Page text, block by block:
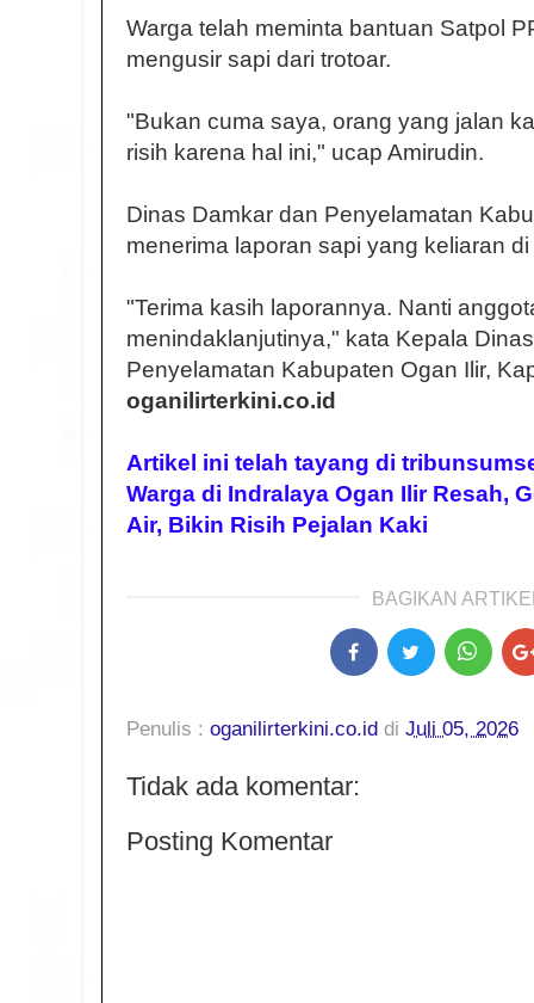
Warga telah meminta bantuan Satpol
mengusir sapi dari trotoar.
"Bukan cuma saya, orang yang jalan
risih karena hal ini," ucap Amirudin.
Dinas Damkar dan Penyelamatan
menerima laporan sapi yang keliaran di
"Terima kasih laporannya. Nanti
menindaklanjutinya," kata Kepala
Penyelamatan Kabupaten Ogan Ilir,
oganilirterkini.co.id
Artikel ini telah tayang di
Warga di Indralaya Ogan Ilir Resah,
Air, Bikin Risih Pejalan Kaki
BAGIKAN
Penulis : oganilirterkini.co.id di Juli 05, 2026
Tidak ada komentar:
Posting Komentar